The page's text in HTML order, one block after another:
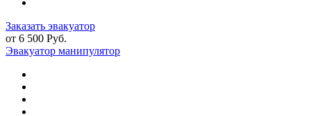
Заказать эвакуатор
от 6 500 Руб.
Эвакуатор манипулятор